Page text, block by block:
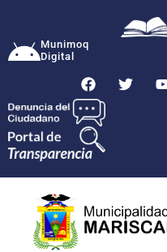
Munimoq
Digital